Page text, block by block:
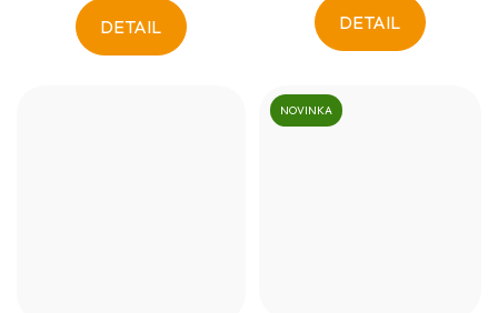
DETAIL DETAIL
NOVINKA